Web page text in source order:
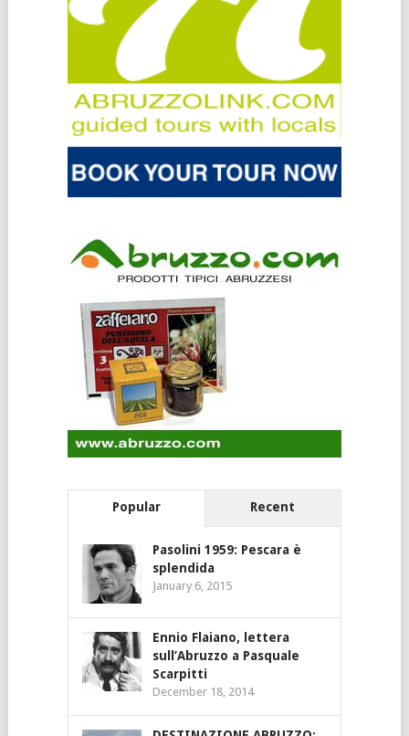
Popular Recent
Pasolini 1959: Pescara è
splendida
January 6, 2015
Ennio Flaiano, lettera
sull’Abruzzo a Pasquale
Scarpitti
December 18, 2014